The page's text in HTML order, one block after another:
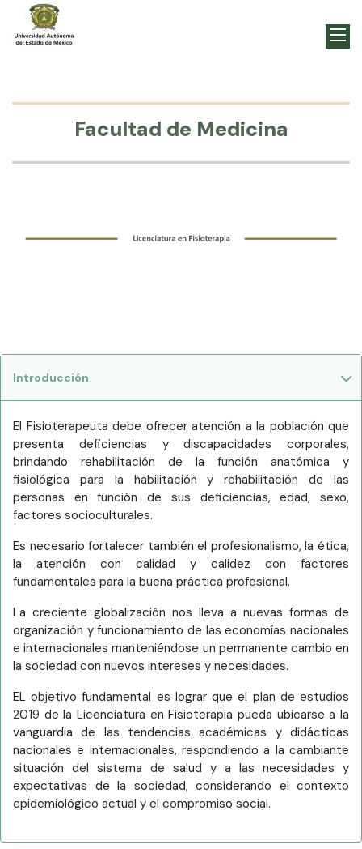
Facultad de Medicina
Introducción
El Fisioterapeuta debe ofrecer atención a la población que
presenta deficiencias y discapacidades corporales,
brindando rehabilitación de la función anatómica y
fisiológica para la habilitación y rehabilitación de las
personas en función de sus deficiencias, edad, sexo,
factores socioculturales.
Es necesario fortalecer también el profesionalismo, la ética,
la atención con calidad y calidez con factores
fundamentales para la buena práctica profesional.
La creciente globalización nos lleva a nuevas formas de
organización y funcionamiento de las economías nacionales
e internacionales manteniéndose un permanente cambio en
la sociedad con nuevos intereses y necesidades.
EL objetivo fundamental es lograr que el plan de estudios
2019 de la Licenciatura en Fisioterapia pueda ubicarse a la
vanguardia de las tendencias académicas y didácticas
nacionales e internacionales, respondiendo a la cambiante
situación del sistema de salud y a las necesidades y
expectativas de la sociedad, considerando el contexto
epidemiológico actual y el compromiso social.